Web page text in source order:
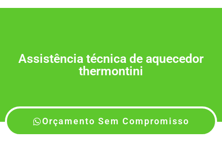
Assistência técnica de aquecedor
thermontini
Orçamento Sem Compromisso